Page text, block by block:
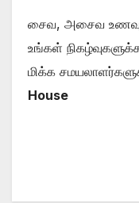
சைவ, அசைவ
உங்கள்
மிக்க
House